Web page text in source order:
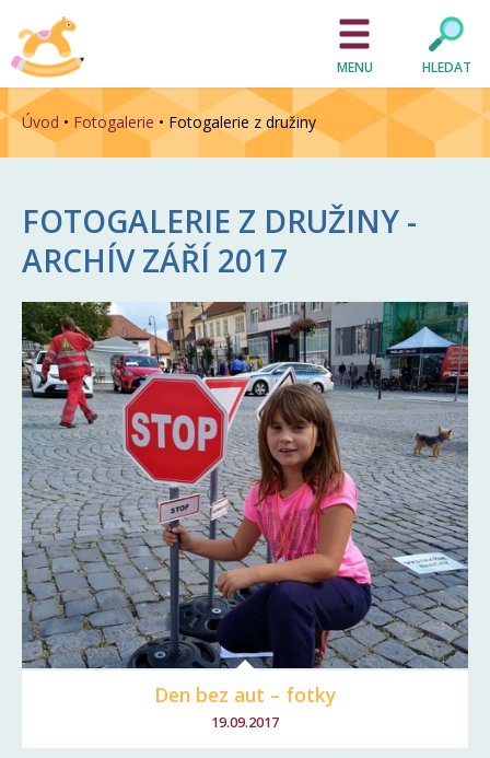
MENU HLEDAT
Úvod • Fotogalerie • Fotogalerie z družiny
FOTOGALERIE Z DRUŽINY -
ARCHÍVZÁŘÍ 2017
Den bez aut – fotky
19.09.2017